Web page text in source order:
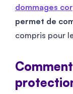
dommages
permet de
compris pour